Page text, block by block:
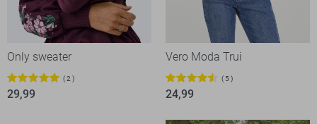
Only sweater
2
29,99
Vero Moda Trui
5
24,99